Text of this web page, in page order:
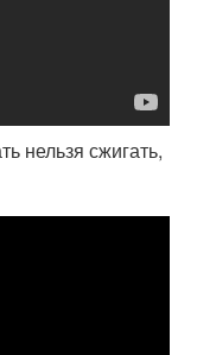
нельзя сжигать,